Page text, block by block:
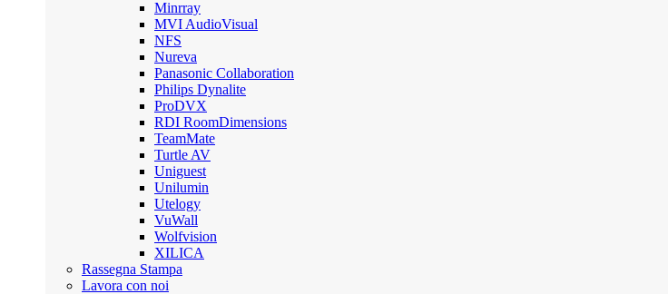
Minrray
MVI AudioVisual
NFS
Nureva
Panasonic Collaboration
Philips Dynalite
ProDVX
RDI RoomDimensions
TeamMate
Turtle AV
Uniguest
Unilumin
Utelogy
VuWall
Wolfvision
XILICA
Rassegna Stampa
Lavora con noi